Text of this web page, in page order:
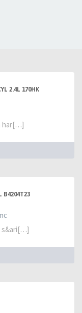
2.4L 170HK
har[…]
B4204T23
s&ari[…]